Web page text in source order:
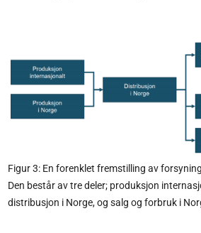
Figur 3: En forenklet fremstilling av
Den består av tre deler; produksjon
distribusjon i Norge, og salg og forbruk i